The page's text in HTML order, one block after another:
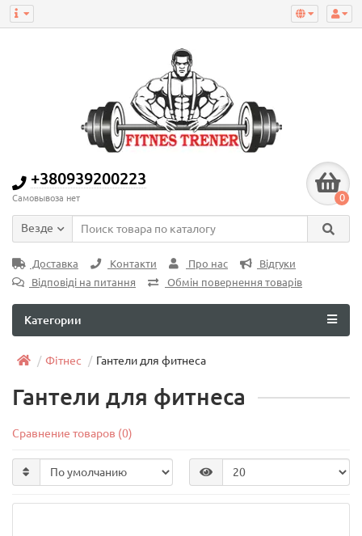
+380939200223
Самовывоза нет 0
Везде
Доставка Контакти Про нас
Відгуки
Відповіді на питання
Обмін повернення товарів
Категории
Фітнес Гантели для фитнеса
Гантели для фитнеса
Сравнение товаров (0)